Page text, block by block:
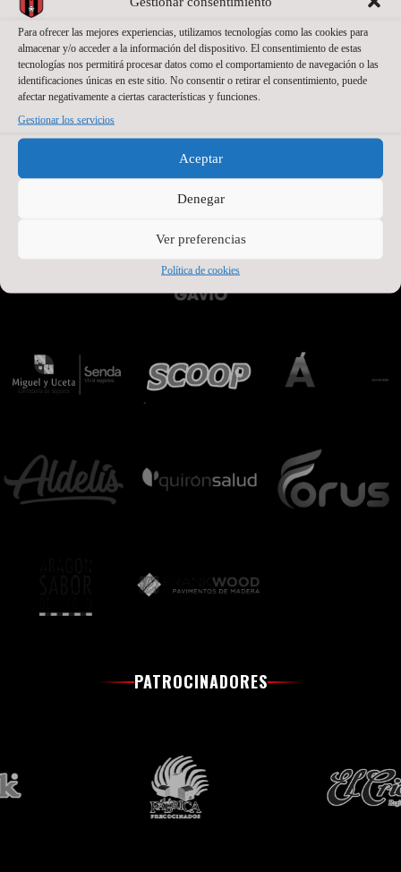
Para ofrecer las mejores experiencias, utilizamos tecnologías como las cookies para
almacenar y/o acceder a la información del dispositivo. El consentimiento de estas
tecnologías nos permitirá procesar datos como el comportamiento de navegación o las
identificaciones únicas en este sitio. No consentir o retirar el consentimiento, puede
afectar negativamente a ciertas características y funciones.
Gestionar los servicios
Aceptar
Denegar
Ver preferencias
Política de cookies
PATROCINADORES OFICIALES PREMIUM
PATROCINADORES